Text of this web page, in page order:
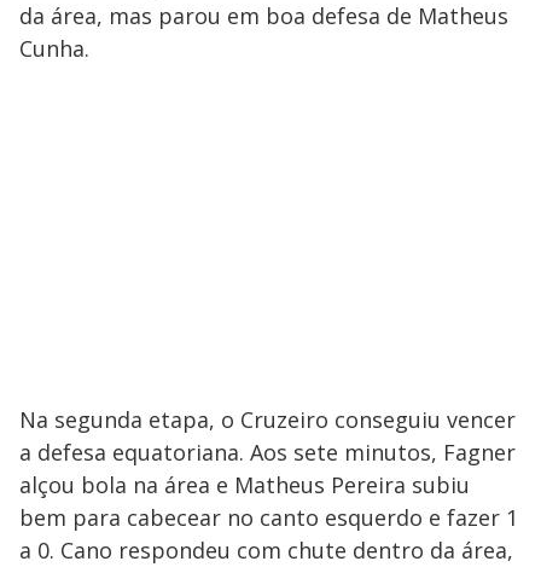
da área, mas parou em boa defesa de Matheus
Cunha.
Na segunda etapa, o Cruzeiro conseguiu vencer
a defesa equatoriana. Aos sete minutos, Fagner
alçou bola na área e Matheus Pereira subiu
bem para cabecear no canto esquerdo e fazer 1
a 0. Cano respondeu com chute dentro da área,